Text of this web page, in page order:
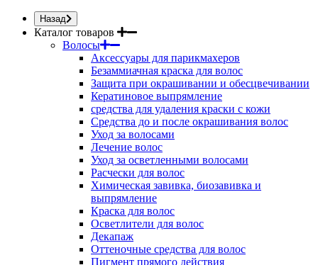
Назад
Каталог товаров
Волосы
Аксессуары для парикмахеров
Безаммиачная краска для волос
Защита при окрашивании и обесцвечивании
Кератиновое выпрямление
средства для удаления краски с кожи
Средства до и после окрашивания волос
Уход за волосами
Лечение волос
Уход за осветленными волосами
Расчески для волос
Химическая завивка, биозавивка и
выпрямление
Краска для волос
Осветлители для волос
Декапаж
Оттеночные средства для волос
Пигмент прямого действия